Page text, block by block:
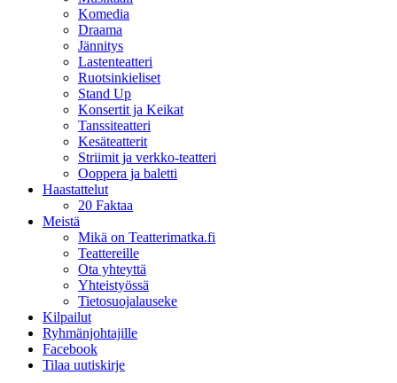
Komedia
Draama
Jännitys
Lastenteatteri
Ruotsinkieliset
Stand Up
Konsertit ja Keikat
Tanssiteatteri
Kesäteatterit
Striimit ja verkko-teatteri
Ooppera ja baletti
Haastattelut
20 Faktaa
Meistä
Mikä on Teatterimatka.fi
Teattereille
Ota yhteyttä
Yhteistyössä
Tietosuojalauseke
Kilpailut
Ryhmänjohtajille
Facebook
Tilaa uutiskirje